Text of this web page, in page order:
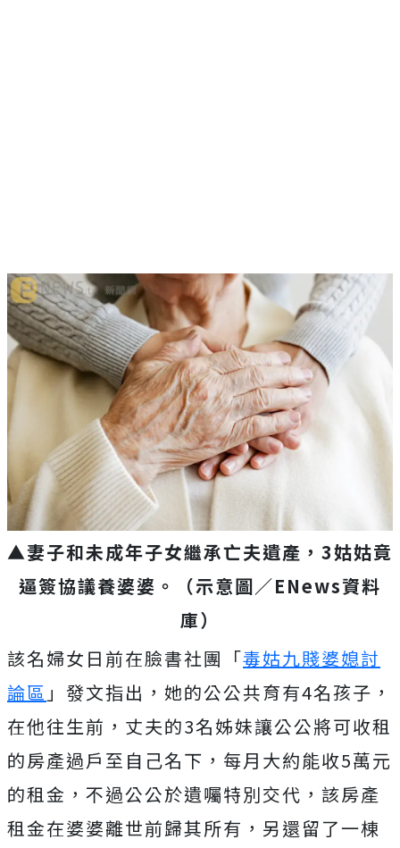
▲妻子和未成年子女繼承亡夫遺產，3姑姑竟
逼簽協議養婆婆。（示意圖／ENews資料
庫）
該名婦女日前在臉書社團「毒姑九賤婆媳討
論區 」發文指出，她的公公共育有4名孩子，
在他往生前，丈夫的3名姊妹讓公公將可收租
的房產過戶至自己名下，每月大約能收5萬元
的租金，不過公公於遺囑特別交代，該房產
租金在婆婆離世前歸其所有，另還留了一棟